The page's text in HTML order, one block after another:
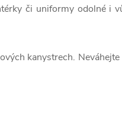
či uniformy odolné i
kanystrech.